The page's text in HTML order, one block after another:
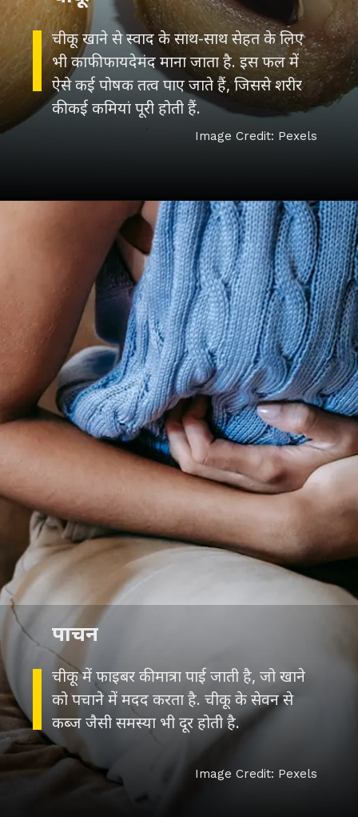
चीकू खाने से स्वाद के साथ-साथ सेहत के लिए
भी काफी फायदेमंद माना जाता है. इस फल में
ऐसे कई पोषक तत्व पाए जाते हैं, जिससे शरीर
की कई कमियां पूरी होती हैं.
Image Credit: Pexels
चीकू में फाइबर की मात्रा पाई जाती है, जो खाने
को पचाने में मदद करता है. चीकू के सेवन से
कब्ज जैसी समस्या भी दूर होती है.
पाचन
Image Credit: Pexels